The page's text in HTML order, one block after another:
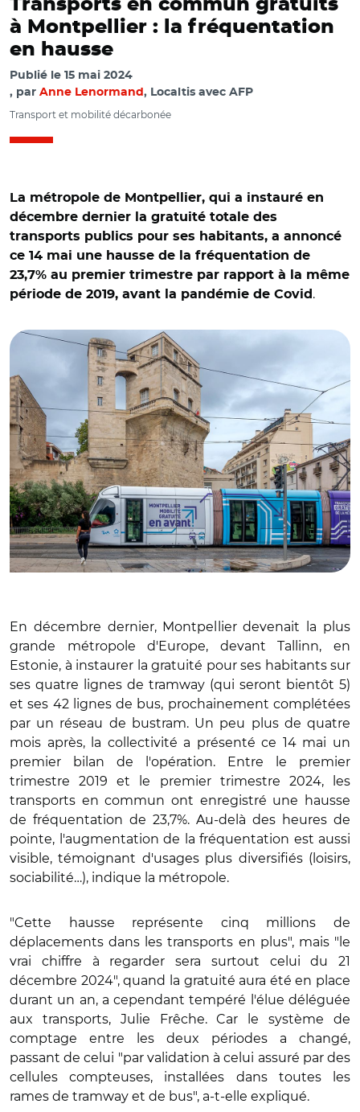
Transports en commun gratuits
à Montpellier : la fréquentation
en hausse
Publié le 15 mai 2024
par Anne Lenormand , Localtis avec AFP
Transport et mobilité décarbonée
La métropole de Montpellier, qui a instauré en
décembre dernier la gratuité totale des
transports publics pour ses habitants, a annoncé
ce 14 mai une hausse de la fréquentation de
23,7% au premier trimestre par rapport à la même
période de 2019, avant la pandémie de Covid .
En décembre dernier, Montpellier devenait la plus
grande métropole d'Europe, devant Tallinn, en
Estonie, à instaurer la gratuité pour ses habitants sur
ses quatre lignes de tramway (qui seront bientôt 5)
et ses 42 lignes de bus, prochainement complétées
par un réseau de bustram. Un peu plus de quatre
mois après, la collectivité a présenté ce 14 mai un
premier bilan de l'opération. Entre le premier
trimestre 2019 et le premier trimestre 2024, les
transports en commun ont enregistré une hausse
de fréquentation de 23,7%. Au-delà des heures de
pointe, l'augmentation de la fréquentation est aussi
visible, témoignant d'usages plus diversifiés (loisirs,
sociabilité…), indique la métropole.
"Cette hausse représente cinq millions de
déplacements dans les transports en plus", mais "le
vrai chiffre à regarder sera surtout celui du 21
décembre 2024", quand la gratuité aura été en place
durant un an, a cependant tempéré l'élue déléguée
aux transports, Julie Frêche. Car le système de
comptage entre les deux périodes a changé,
passant de celui "par validation à celui assuré par des
cellules compteuses, installées dans toutes les
rames de tramway et de bus", a-t-elle expliqué.